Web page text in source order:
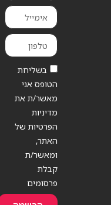
בשליחת
הטופס אני
מאשר/ת את
מדיניות
הפרטיות של
האתר,
ומאשר/ת
קבלת
פרסומים